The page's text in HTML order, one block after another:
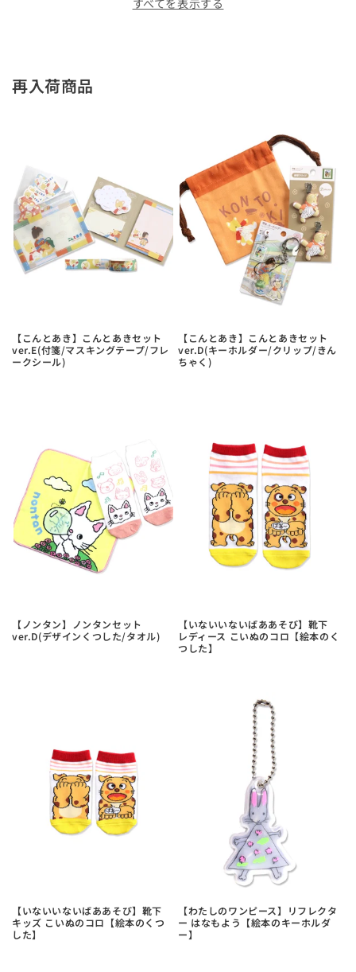
すべてを表示する
再入荷商品
【こんとあき】こんとあきセット
ver.E(付箋/マスキングテープ/フレ
ークシール)
【こんとあき】こんとあきセット
ver.D(キーホルダー/クリップ/きん
ちゃく)
【ノンタン】ノンタンセット
ver.D(デザインくつした/タオル)
【いないいないばああそび】靴下
レディース こいぬのコロ【絵本のく
つした】
【いないいないばああそび】靴下
キッズ こいぬのコロ【絵本のくつ
した】
【わたしのワンピース】リフレクタ
ー はなもよう【絵本のキーホルダ
ー】